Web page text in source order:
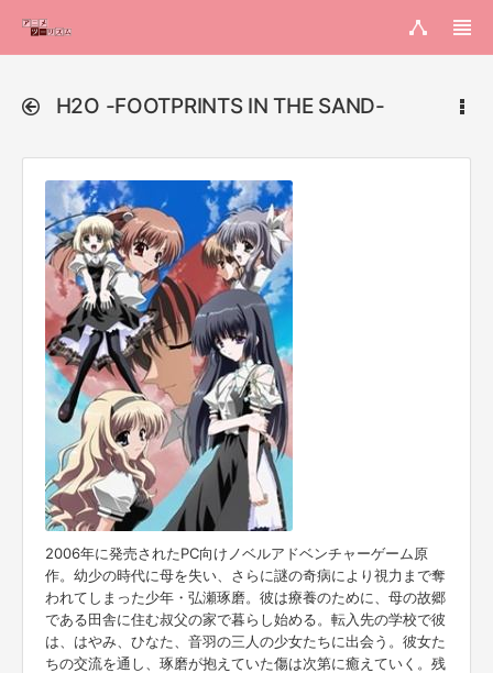
H2O -FOOTPRINTS IN THE SAND-
2006年に発売されたPC向けノベルアドベンチャーゲーム原
作。幼少の時代に母を失い、さらに謎の奇病により視力まで奪
われてしまった少年・弘瀬琢磨。彼は療養のために、母の故郷
である田舎に住む叔父の家で暮らし始める。転入先の学校で彼
は、はやみ、ひなた、音羽の三人の少女たちに出会う。彼女た
ちの交流を通し、琢磨が抱えていた傷は次第に癒えていく。残